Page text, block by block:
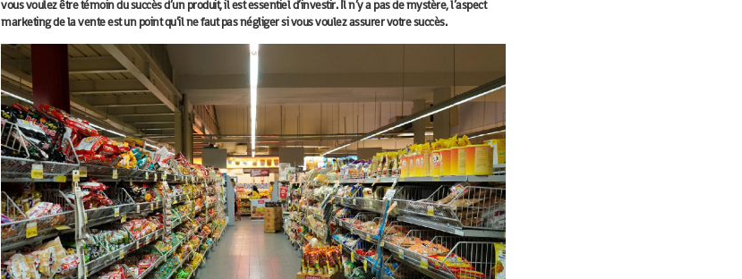
vous voulez être témoin du succès d’un produit, il est essentiel d’investir. Il n’y a pas de mystère, l’aspect
marketing de la vente est un point qu’il ne faut pas négliger si vous voulez assurer votresuccès.